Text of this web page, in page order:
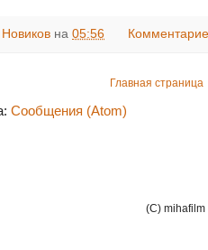
на 05:56
Главная страница
Сообщения (Atom)
(C)